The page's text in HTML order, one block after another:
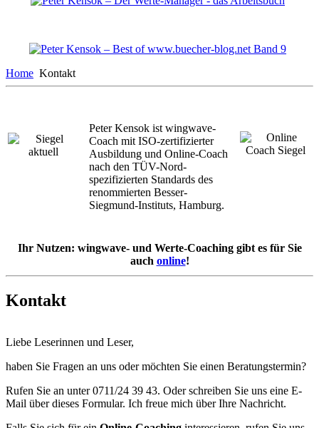
Home Kontakt
Peter Kensok ist wingwave-
Coach mit ISO-zertifizierter
Ausbildung und Online-Coach
nach den TÜV-Nord-
spezifizierten Standards des
renommierten Besser-
Siegmund-Instituts, Hamburg.
Ihr Nutzen: wingwave- und Werte-Coaching gibt es für Sie
auch online!
Kontakt
Liebe Leserinnen und Leser,
haben Sie Fragen an uns oder möchten Sie einen Beratungstermin?
Rufen Sie an unter 0711/24 39 43. Oder schreiben Sie uns eine E-
Mail über dieses Formular. Ich freue mich über Ihre Nachricht.